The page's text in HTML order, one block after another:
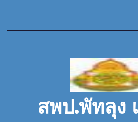
สพป.พัทลุง